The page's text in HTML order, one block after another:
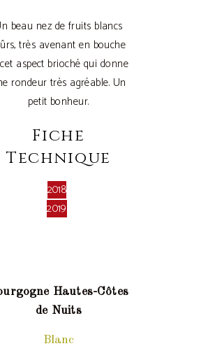
beau nez de fruits blancs
très avenant en bouche
aspect brioché qui donne
rondeur très agréable. Un
petit bonheur.
Fiche
Technique
2018
2019
Hautes-Côtes
de Nuits
Blanc